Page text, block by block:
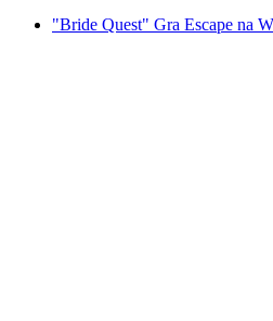
"Bride Quest" Gra Escape na